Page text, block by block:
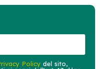
Policy del sito,